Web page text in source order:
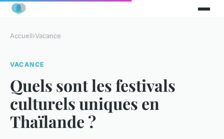
Accueil›Vacance
VACANCE
Quels sont les festivals
culturels uniques en
Thaïlande ?